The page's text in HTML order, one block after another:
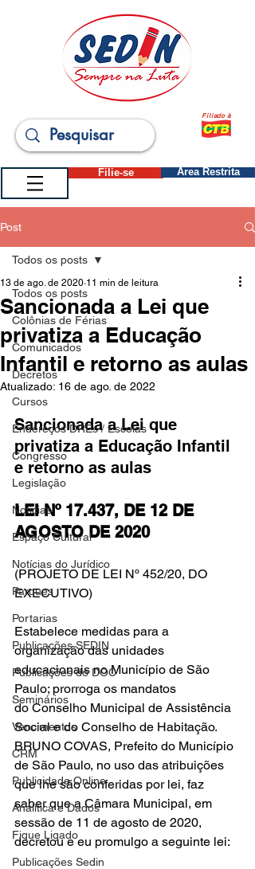
Filiado à
Filie-se Área Restrita
Post
Todos os posts
Colônias de Férias
Comunicados
Decretos
Cursos
Endereços DREs / Escolas
Congresso
Legislação
Notícias
Espaço Cultural
Notícias do Jurídico
Parques
Portarias
Publicações SEDIN
Publicações do DOC
Seminários
Vencimentos
CRM
Publicidade Online
Analítica e Dados
Fique Ligado
Publicações Sedin
Todos os posts
Sancionada a Lei que
privatiza a Educação
Infantil e retorno as aulas
13 de ago. de 2020 11 min de leitura
Atualizado: 16 de ago. de 2022
Sancionada a Lei que
privatiza a Educação Infantil
e retorno as aulas
LEI Nº 17.437, DE 12 DE
AGOSTO DE 2020
(PROJETO DE LEI Nº 452/20, DO
EXECUTIVO)
Estabelece medidas para a
organização das unidades
educacionais no Município de São
Paulo; prorroga os mandatos
do Conselho Municipal de Assistência
Social e do Conselho de Habitação.
BRUNO COVAS, Prefeito do Município
de São Paulo, no uso das atribuições
que lhe são conferidas por lei, faz
saber que a Câmara Municipal, em
sessão de 11 de agosto de 2020,
decretou e eu promulgo a seguinte lei: